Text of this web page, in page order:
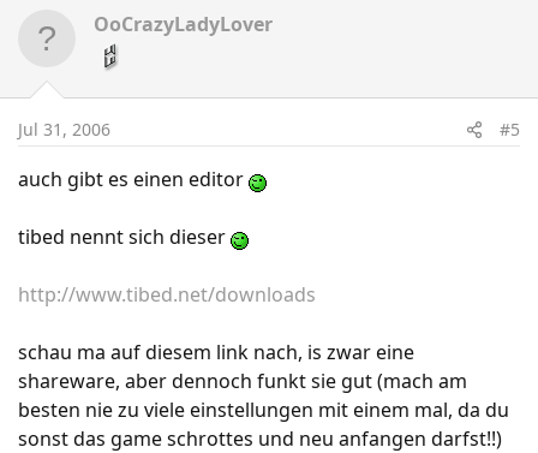
OoCrazyLadyLover
Jul 31, 2006 #5
auch gibt es einen editor
tibed nennt sich dieser
http://www.tibed.net/downloads
schau ma auf diesem link nach, is zwar eine
shareware, aber dennoch funkt sie gut (mach am
besten nie zu viele einstellungen mit einem mal, da du
sonst das game schrottes und neu anfangen darfst!!)